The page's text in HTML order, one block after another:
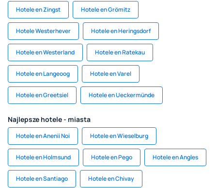
Hotele en Zingst Hotele en Grömitz
Hotele Westerhever Hotele en Heringsdorf
Hotele en Westerland Hotele en Ratekau
Hotele en Langeoog Hotele en Varel
Hotele en Greetsiel Hotele en Ueckermünde
Najlepsze hotele - miasta
Hotele en Anenii Noi Hotele en Wieselburg
Hotele en Holmsund Hotele en Pego Hotele en Angles
Hotele en Santiago Hotele en Chivay